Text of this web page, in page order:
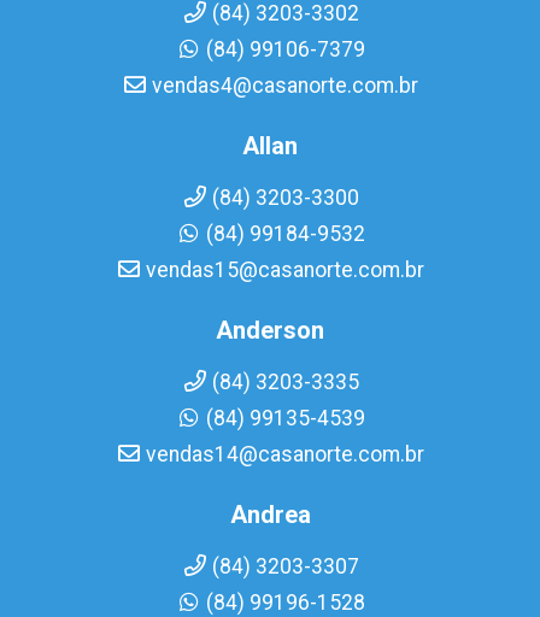
(84) 3203-3302
(84) 99106-7379
vendas4@casanorte.com.br
Allan
(84) 3203-3300
(84) 99184-9532
vendas15@casanorte.com.br
Anderson
(84) 3203-3335
(84) 99135-4539
vendas14@casanorte.com.br
Andrea
(84) 3203-3307
(84) 99196-1528